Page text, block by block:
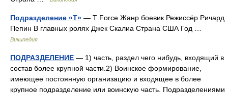
Подразделение «Т» — T Force Жанр боевик Режиссёр Ричард
Пепин В главных ролях Джек Скалиа Страна США Год …
Википедия
ПОДРАЗДЕЛЕНИЕ — 1) часть, раздел чего нибудь, входящий в
состав более крупной части.2) Воинское формирование,
имеющее постоянную организацию и входящее в более
крупное подразделение или воинскую часть. Подразделениями